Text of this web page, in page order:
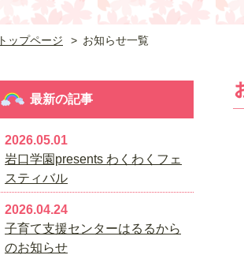
トップページ お知らせ一覧
最新の記事
2026.05.01
岩口学園presents わくわくフェ
スティバル
2026.04.24
子育て支援センターはるるから
のお知らせ